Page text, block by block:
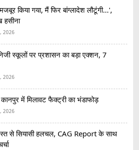
किया गया, मैं फिर बांग्लादेश लौटूंगी...',
2026
स्कूलों पर प्रशासन का बड़ा एक्शन, 7
2026
में मिलावट फैक्ट्री का भंडाफोड़
2026
से सियासी हलचल, CAG Report के साथ